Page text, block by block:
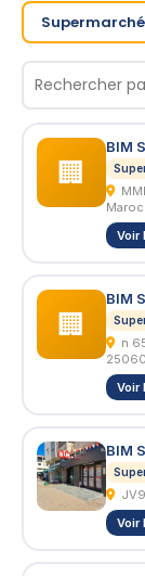
Supermarché
🏢
BIM
Maroc
Voir
🏢
BIM
Voir
BIM
Voir